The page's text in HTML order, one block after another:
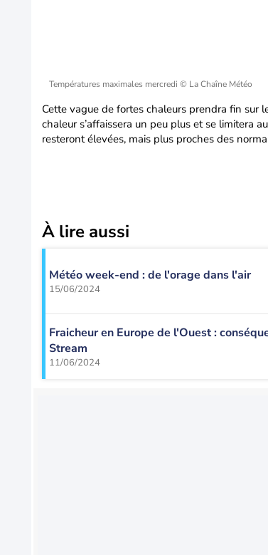
Températures maximales mercredi © La Chaîne Météo
Cette vague de fortes chaleurs prendra fin sur
chaleur s’affaissera un peu plus et se limitera
resteront élevées, mais plus proches des
À lire aussi
Météo week-end : de l'orage dans l'air
15/06/2024
Fraicheur en Europe de l'Ouest :
Stream
11/06/2024